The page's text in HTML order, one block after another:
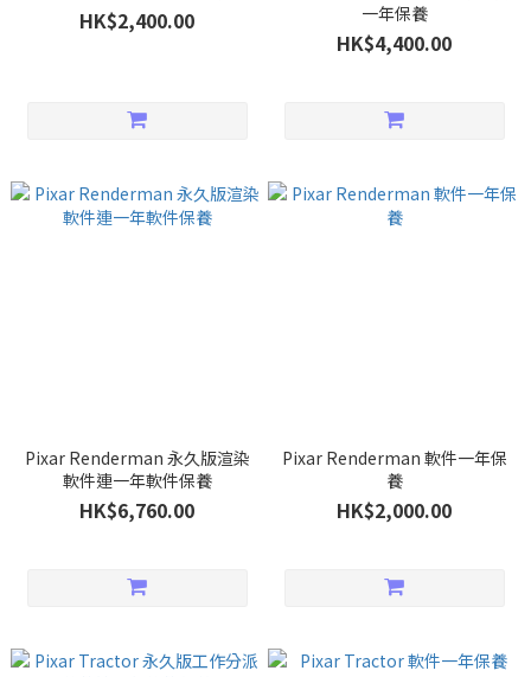
HK$2,400.00
一年保養
HK$4,400.00
Pixar Renderman 永久版渲染
軟件連一年軟件保養
HK$6,760.00
Pixar Renderman 軟件一年保
養
HK$2,000.00